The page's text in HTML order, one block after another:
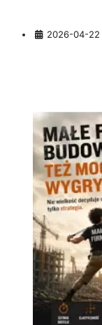
Szczegóły
2026-04-22